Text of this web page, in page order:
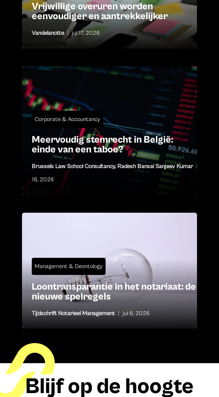
Vrijwillige overuren worden
eenvoudiger en aantrekkelijker
Vandelanotte | jul 17, 2026
Corporate & Accountancy
Meervoudig stemrecht in België:
einde van een taboe?
Brussels Law School Consultancy, Radesh Bansal Sanjeev Kumar
16, 2026
Management & Deontology
Loontransparantie in het notariaat: de
nieuwe spelregels
Tijdschrift Notarieel Management jul 6, 2026
Blijf op de hoogte